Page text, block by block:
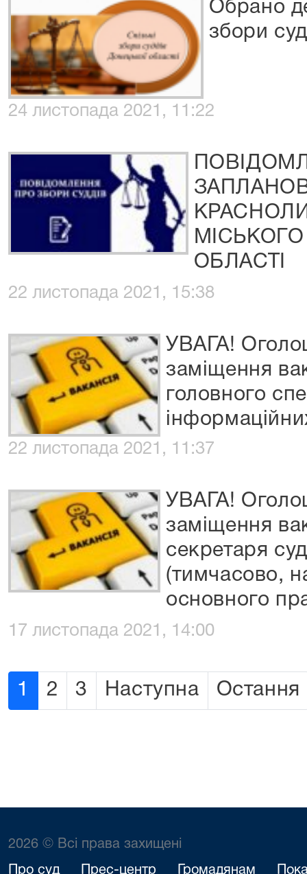
Обрано
збори
24 листопада 2021, 11:22
ОБЛАСТІ
22 листопада 2021, 15:38
УВАГА!
заміщення
головного
22 листопада 2021, 11:37
УВАГА!
заміщення
секретаря
(тимчасово,
основного
17 листопада 2021, 14:00
1 2 3 Наступна Остання
2026 © Всі права захищені
Про суд Прес-центр Громадянам